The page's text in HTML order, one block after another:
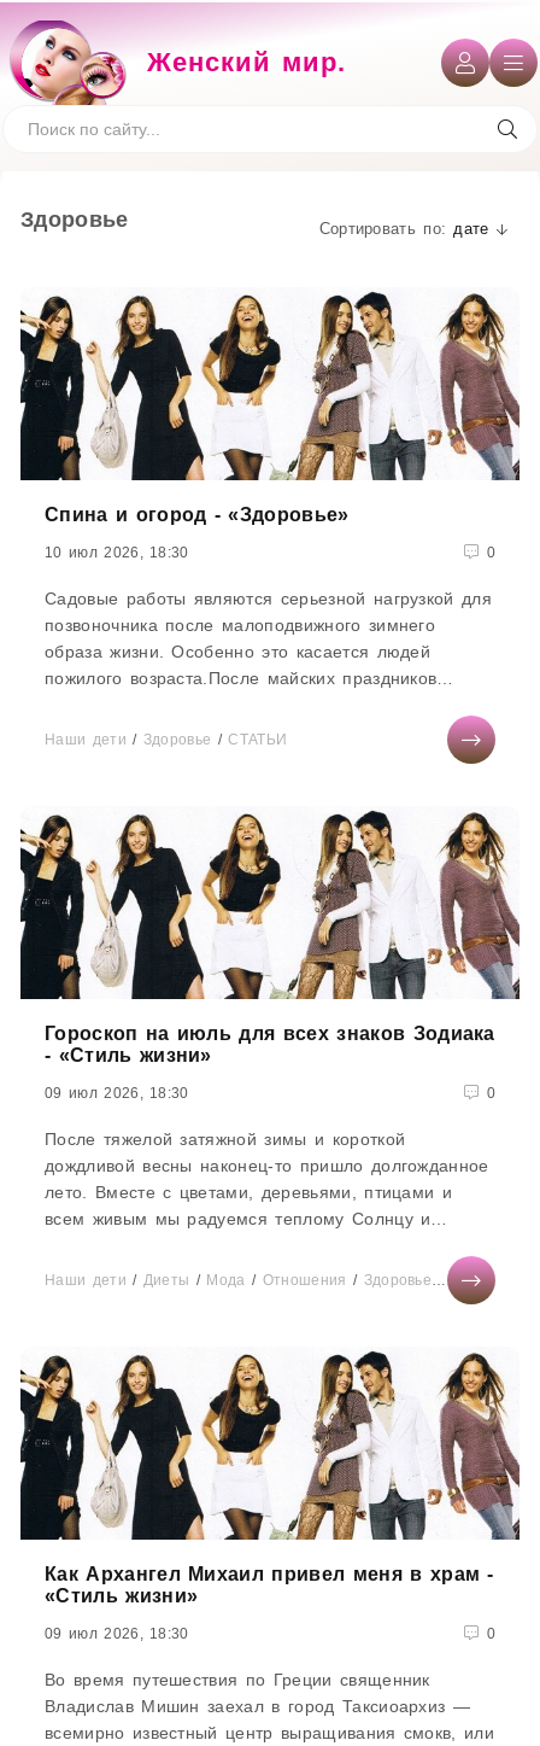
Женский мир.
Здоровье дате
Спина и огород - «Здоровье»
10 июл 2026, 18:30 0
Садовые работы являются серьезной нагрузкой для
позвоночника после малоподвижного зимнего
образа жизни. Особенно это касается людей
пожилого возраста.После майских праздников
Наши дети / Здоровье /СТАТЬИ
Гороскоп на июль для всех знаков Зодиака
- «Стиль жизни»
09 июл 2026, 18:30 0
После тяжелой затяжной зимы и короткой
дождливой весны наконец-то пришло долгожданное
лето. Вместе с цветами, деревьями, птицами и
всем живым мы радуемся теплому Солнцу и
Наши дети / Диеты / Мода / Отношения / Здоровье/Тесты
Как Архангел Михаил привел меня в храм -
«Стиль жизни»
09 июл 2026, 18:30 0
Во время путешествия по Греции священник
Владислав Мишин заехал в город Таксиоархиз —
всемирно известный центр выращивания смокв, или